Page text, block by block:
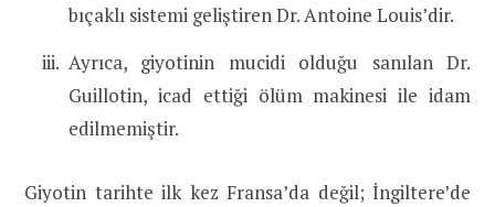
bıçaklı sistemi geliştiren Dr. Antoine Louis’dir.
Ayrıca, giyotinin mucidi olduğu sanılan Dr.
Guillotin, icad ettiği ölüm makinesi ile idam
edilmemiştir.
Giyotin tarihte ilk kez Fransa’da değil; İngiltere’de